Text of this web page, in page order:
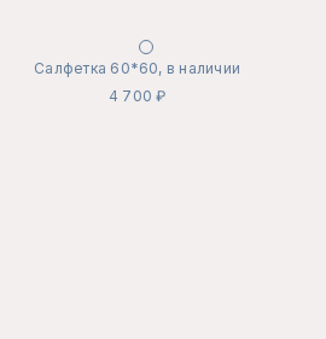
Салфетка 60*60, в наличии
4 700 ₽